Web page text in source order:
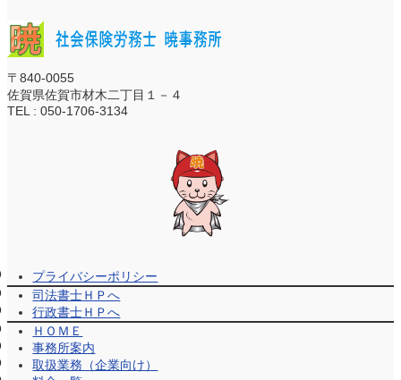
〒840-0055
佐賀県佐賀市材木二丁目１－４
TEL : 050-1706-3134
プライバシーポリシー
司法書士ＨＰへ
行政書士ＨＰへ
ＨＯＭＥ
事務所案内
取扱業務（企業向け）